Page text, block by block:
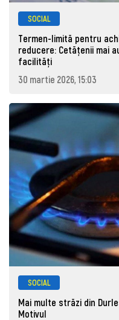
SOCIAL
Termen-limită pentru
reducere: Cetățenii mai
facilități
30 martie 2026, 15:03
SOCIAL
Mai multe străzi din
Motivul